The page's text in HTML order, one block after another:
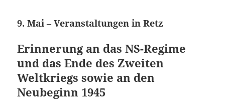
9. Mai – Veranstaltungen in Retz
Erinnerung an das NS-Regime
und das Ende des Zweiten
Weltkriegs sowie an den
Neubeginn 1945